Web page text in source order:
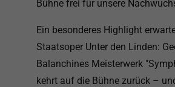
Bühne frei für unsere
Ein besonderes Highlight
Staatsoper Unter den Linden:
Balanchines Meisterwerk
kehrt auf die Bühne zurück –